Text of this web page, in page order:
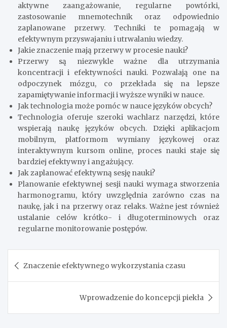
aktywne zaangażowanie, regularne powtórki,
zastosowanie mnemotechnik oraz odpowiednio
zaplanowane przerwy. Techniki te pomagają w
efektywnym przyswajaniu i utrwalaniu wiedzy.
Jakie znaczenie mają przerwy w procesie nauki?
Przerwy są niezwykle ważne dla utrzymania
koncentracji i efektywności nauki. Pozwalają one na
odpoczynek mózgu, co przekłada się na lepsze
zapamiętywanie informacji i wyższe wyniki w nauce.
Jak technologia może pomóc w nauce języków obcych?
Technologia oferuje szeroki wachlarz narzędzi, które
wspierają naukę języków obcych. Dzięki aplikacjom
mobilnym, platformom wymiany językowej oraz
interaktywnym kursom online, proces nauki staje się
bardziej efektywny i angażujący.
Jak zaplanować efektywną sesję nauki?
Planowanie efektywnej sesji nauki wymaga stworzenia
harmonogramu, który uwzględnia zarówno czas na
naukę, jak i na przerwy oraz relaks. Ważne jest również
ustalanie celów krótko- i długoterminowych oraz
regularne monitorowanie postępów.
wpisu
Znaczenie efektywnego wykorzystania czasu
Wprowadzenie do koncepcji piekła